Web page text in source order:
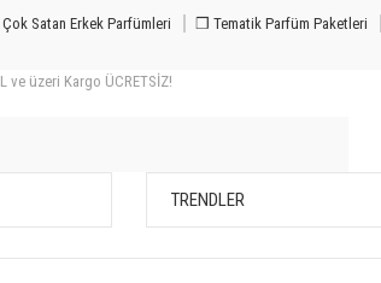
Satan Erkek Parfümleri
❒ Tematik Parfüm Paketleri
ve üzeri Kargo ÜCRETSİZ!
TRENDLER